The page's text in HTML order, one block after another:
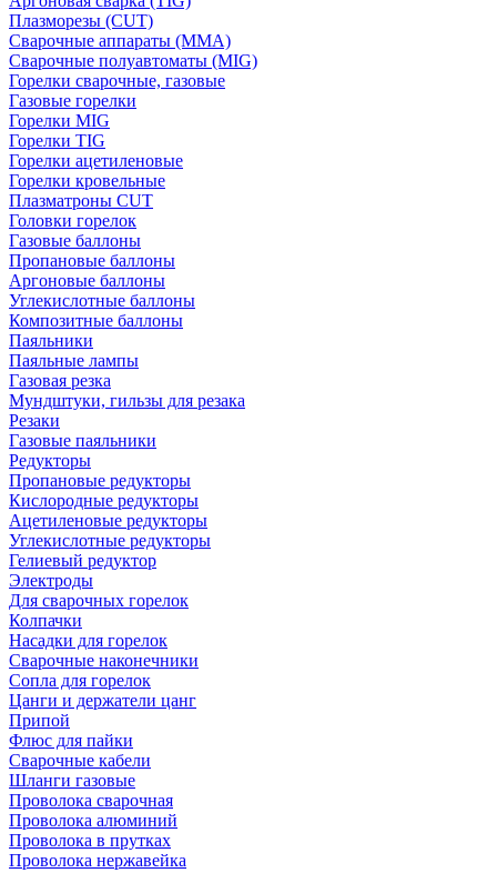
Плазморезы (CUT)
Сварочные аппараты (MMA)
Сварочные полуавтоматы (MIG)
Горелки сварочные, газовые
Газовые горелки
Горелки MIG
Горелки TIG
Горелки ацетиленовые
Горелки кровельные
Плазматроны CUT
Головки горелок
Газовые баллоны
Пропановые баллоны
Аргоновые баллоны
Углекислотные баллоны
Композитные баллоны
Паяльники
Паяльные лампы
Газовая резка
Мундштуки, гильзы для резака
Резаки
Газовые паяльники
Редукторы
Пропановые редукторы
Кислородные редукторы
Ацетиленовые редукторы
Углекислотные редукторы
Гелиевый редуктор
Электроды
Для сварочных горелок
Колпачки
Насадки для горелок
Сварочные наконечники
Сопла для горелок
Цанги и держатели цанг
Припой
Флюс для пайки
Сварочные кабели
Шланги газовые
Проволока сварочная
Проволока алюминий
Проволока в прутках
Проволока нержавейка